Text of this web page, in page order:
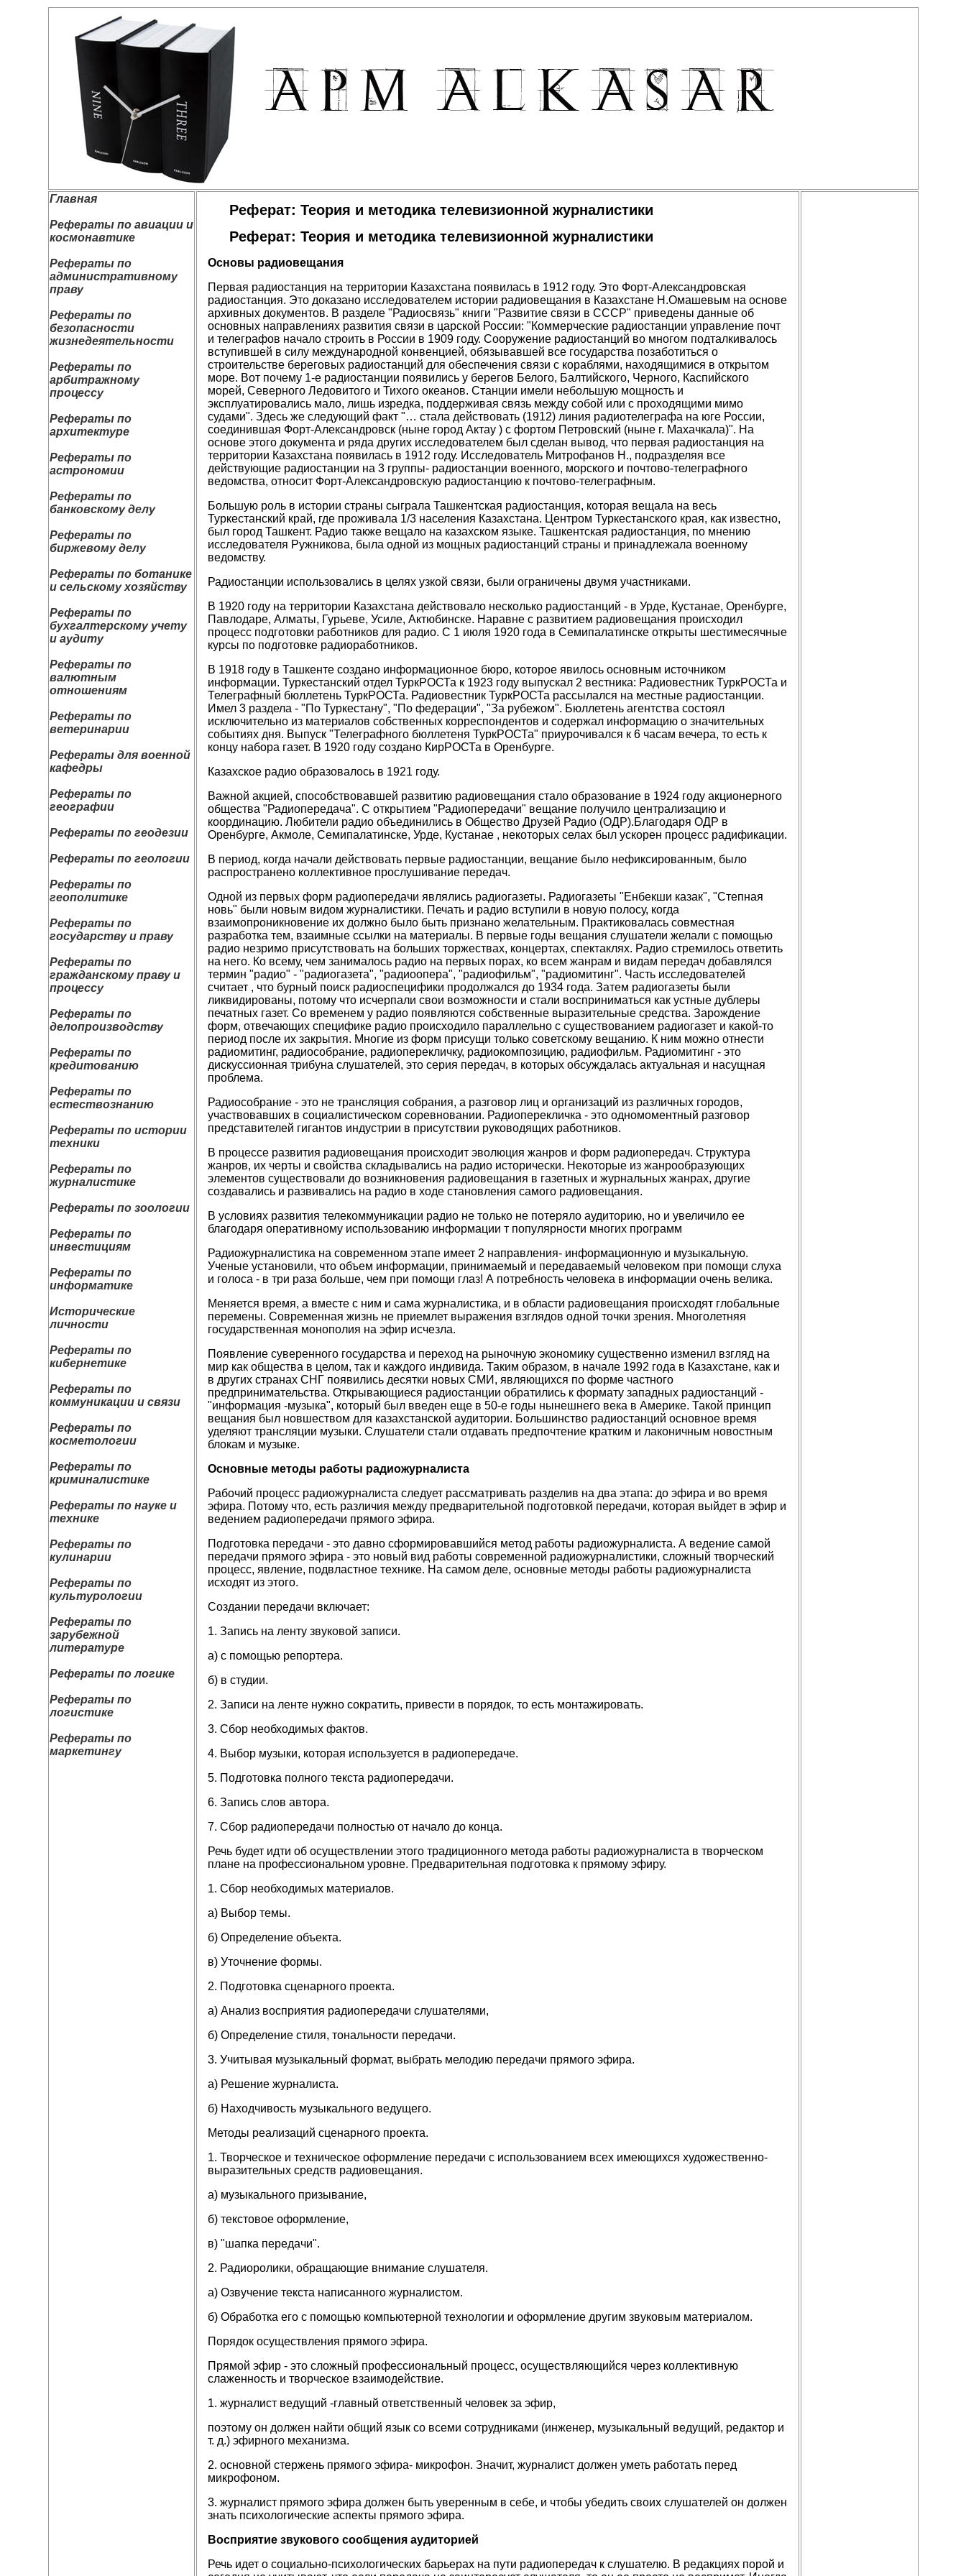
Главная
Рефераты по авиации и
космонавтике
Рефераты по
административному
праву
Рефераты по
безопасности
жизнедеятельности
Рефераты по
арбитражному
процессу
Рефераты по
архитектуре
Рефераты по
астрономии
Рефераты по
банковскому делу
Рефераты по
биржевому делу
Рефераты по ботанике
и сельскому хозяйству
Рефераты по
бухгалтерскому учету
и аудиту
Рефераты по
валютным
отношениям
Рефераты по
ветеринарии
Рефераты для военной
кафедры
Рефераты по
географии
Рефераты по геодезии
Рефераты по геологии
Рефераты по
геополитике
Рефераты по
государству и праву
Рефераты по
гражданскому праву и
процессу
Рефераты по
делопроизводству
Рефераты по
кредитованию
Рефераты по
естествознанию
Рефераты по истории
техники
Рефераты по
журналистике
Рефераты по зоологии
Рефераты по
инвестициям
Рефераты по
информатике
Исторические
личности
Рефераты по
кибернетике
Рефераты по
коммуникации и связи
Рефераты по
косметологии
Рефераты по
криминалистике
Рефераты по науке и
технике
Рефераты по
кулинарии
Рефераты по
культурологии
Рефераты по
зарубежной
литературе
Рефераты по логике
Рефераты по
логистике
Рефераты по
маркетингу
Реферат: Теория и методика телевизионной журналистики
Реферат: Теория и методика телевизионной журналистики
Основы радиовещания
Первая радиостанция на территории Казахстана появилась в 1912 году. Это Форт-Александровская
радиостанция. Это доказано исследователем истории радиовещания в Казахстане Н.Омашевым на основе
архивных документов. В разделе "Радиосвязь" книги "Развитие связи в СССР" приведены данные об
основных направлениях развития связи в царской России: "Коммерческие радиостанции управление почт
и телеграфов начало строить в России в 1909 году. Сооружение радиостанций во многом подталкивалось
вступившей в силу международной конвенцией, обязывавшей все государства позаботиться о
строительстве береговых радиостанций для обеспечения связи с кораблями, находящимися в открытом
море. Вот почему 1-е радиостанции появились у берегов Белого, Балтийского, Черного, Каспийского
морей, Северного Ледовитого и Тихого океанов. Станции имели небольшую мощность и
эксплуатировались мало, лишь изредка, поддерживая связь между собой или с проходящими мимо
судами". Здесь же следующий факт "… стала действовать (1912) линия радиотелеграфа на юге России,
соединившая Форт-Александровск (ныне город Актау ) с фортом Петровский (ныне г. Махачкала)". На
основе этого документа и ряда других исследователем был сделан вывод, что первая радиостанция на
территории Казахстана появилась в 1912 году. Исследователь Митрофанов Н., подразделяя все
действующие радиостанции на 3 группы- радиостанции военного, морского и почтово-телеграфного
ведомства, относит Форт-Александровскую радиостанцию к почтово-телеграфным.
Большую роль в истории страны сыграла Ташкентская радиостанция, которая вещала на весь
Туркестанский край, где проживала 1/3 населения Казахстана. Центром Туркестанского края, как известно,
был город Ташкент. Радио также вещало на казахском языке. Ташкентская радиостанция, по мнению
исследователя Ружникова, была одной из мощных радиостанций страны и принадлежала военному
ведомству.
Радиостанции использовались в целях узкой связи, были ограничены двумя участниками.
В 1920 году на территории Казахстана действовало несколько радиостанций - в Урде, Кустанае, Оренбурге,
Павлодаре, Алматы, Гурьеве, Усиле, Актюбинске. Наравне с развитием радиовещания происходил
процесс подготовки работников для радио. С 1 июля 1920 года в Семипалатинске открыты шестимесячные
курсы по подготовке радиоработников.
В 1918 году в Ташкенте создано информационное бюро, которое явилось основным источником
информации. Туркестанский отдел ТуркРОСТа к 1923 году выпускал 2 вестника: Радиовестник ТуркРОСТа и
Телеграфный бюллетень ТуркРОСТа. Радиовестник ТуркРОСТа рассылался на местные радиостанции.
Имел 3 раздела - "По Туркестану", "По федерации", "За рубежом". Бюллетень агентства состоял
исключительно из материалов собственных корреспондентов и содержал информацию о значительных
событиях дня. Выпуск "Телеграфного бюллетеня ТуркРОСТа" приурочивался к 6 часам вечера, то есть к
концу набора газет. В 1920 году создано КирРОСТа в Оренбурге.
Казахское радио образовалось в 1921 году.
Важной акцией, способствовавшей развитию радиовещания стало образование в 1924 году акционерного
общества "Радиопередача". С открытием "Радиопередачи" вещание получило централизацию и
координацию. Любители радио объединились в Общество Друзей Радио (ОДР).Благодаря ОДР в
Оренбурге, Акмоле, Семипалатинске, Урде, Кустанае , некоторых селах был ускорен процесс радификации.
В период, когда начали действовать первые радиостанции, вещание было нефиксированным, было
распространено коллективное прослушивание передач.
Одной из первых форм радиопередачи являлись радиогазеты. Радиогазеты "Енбекши казак", "Степная
новь" были новым видом журналистики. Печать и радио вступили в новую полосу, когда
взаимопроникновение их должно было быть признано желательным. Практиковалась совместная
разработка тем, взаимные ссылки на материалы. В первые годы вещания слушатели желали с помощью
радио незримо присутствовать на больших торжествах, концертах, спектаклях. Радио стремилось ответить
на него. Ко всему, чем занималось радио на первых порах, ко всем жанрам и видам передач добавлялся
термин "радио" - "радиогазета", "радиоопера", "радиофильм", "радиомитинг". Часть исследователей
считает , что бурный поиск радиоспецифики продолжался до 1934 года. Затем радиогазеты были
ликвидированы, потому что исчерпали свои возможности и стали восприниматься как устные дублеры
печатных газет. Со временем у радио появляются собственные выразительные средства. Зарождение
форм, отвечающих специфике радио происходило параллельно с существованием радиогазет и какой-то
период после их закрытия. Многие из форм присущи только советскому вещанию. К ним можно отнести
радиомитинг, радиособрание, радиоперекличку, радиокомпозицию, радиофильм. Радиомитинг - это
дискуссионная трибуна слушателей, это серия передач, в которых обсуждалась актуальная и насущная
проблема.
Радиособрание - это не трансляция собрания, а разговор лиц и организаций из различных городов,
участвовавших в социалистическом соревновании. Радиоперекличка - это одномоментный разговор
представителей гигантов индустрии в присутствии руководящих работников.
В процессе развития радиовещания происходит эволюция жанров и форм радиопередач. Структура
жанров, их черты и свойства складывались на радио исторически. Некоторые из жанрообразующих
элементов существовали до возникновения радиовещания в газетных и журнальных жанрах, другие
создавались и развивались на радио в ходе становления самого радиовещания.
В условиях развития телекоммуникации радио не только не потеряло аудиторию, но и увеличило ее
благодаря оперативному использованию информации т популярности многих программ
Радиожурналистика на современном этапе имеет 2 направления- информационную и музыкальную.
Ученые установили, что объем информации, принимаемый и передаваемый человеком при помощи слуха
и голоса - в три раза больше, чем при помощи глаз! А потребность человека в информации очень велика.
Меняется время, а вместе с ним и сама журналистика, и в области радиовещания происходят глобальные
перемены. Современная жизнь не приемлет выражения взглядов одной точки зрения. Многолетняя
государственная монополия на эфир исчезла.
Появление суверенного государства и переход на рыночную экономику существенно изменил взгляд на
мир как общества в целом, так и каждого индивида. Таким образом, в начале 1992 года в Казахстане, как и
в других странах СНГ появились десятки новых СМИ, являющихся по форме частного
предпринимательства. Открывающиеся радиостанции обратились к формату западных радиостанций -
"информация -музыка", который был введен еще в 50-е годы нынешнего века в Америке. Такой принцип
вещания был новшеством для казахстанской аудитории. Большинство радиостанций основное время
уделяют трансляции музыки. Слушатели стали отдавать предпочтение кратким и лаконичным новостным
блокам и музыке.
Основные методы работы радиожурналиста
Рабочий процесс радиожурналиста следует рассматривать разделив на два этапа: до эфира и во время
эфира. Потому что, есть различия между предварительной подготовкой передачи, которая выйдет в эфир и
ведением радиопередачи прямого эфира.
Подготовка передачи - это давно сформировавшийся метод работы радиожурналиста. А ведение самой
передачи прямого эфира - это новый вид работы современной радиожурналистики, сложный творческий
процесс, явление, подвластное технике. На самом деле, основные методы работы радиожурналиста
исходят из этого.
Создании передачи включает:
1. Запись на ленту звуковой записи.
а) с помощью репортера.
б) в студии.
2. Записи на ленте нужно сократить, привести в порядок, то есть монтажировать.
3. Сбор необходимых фактов.
4. Выбор музыки, которая используется в радиопередаче.
5. Подготовка полного текста радиопередачи.
6. Запись слов автора.
7. Сбор радиопередачи полностью от начало до конца.
Речь будет идти об осуществлении этого традиционного метода работы радиожурналиста в творческом
плане на профессиональном уровне. Предварительная подготовка к прямому эфиру.
1. Сбор необходимых материалов.
а) Выбор темы.
б) Определение объекта.
в) Уточнение формы.
2. Подготовка сценарного проекта.
а) Анализ восприятия радиопередачи слушателями,
б) Определение стиля, тональности передачи.
3. Учитывая музыкальный формат, выбрать мелодию передачи прямого эфира.
а) Решение журналиста.
б) Находчивость музыкального ведущего.
Методы реализаций сценарного проекта.
1. Творческое и техническое оформление передачи с использованием всех имеющихся художественно-
выразительных средств радиовещания.
а) музыкального призывание,
б) текстовое оформление,
в) "шапка передачи".
2. Радиоролики, обращающие внимание слушателя.
а) Озвучение текста написанного журналистом.
б) Обработка его с помощью компьютерной технологии и оформление другим звуковым материалом.
Порядок осуществления прямого эфира.
Прямой эфир - это сложный профессиональный процесс, осуществляющийся через коллективную
слаженность и творческое взаимодействие.
1. журналист ведущий -главный ответственный человек за эфир,
поэтому он должен найти общий язык со всеми сотрудниками (инженер, музыкальный ведущий, редактор и
т. д.) эфирного механизма.
2. основной стержень прямого эфира- микрофон. Значит, журналист должен уметь работать перед
микрофоном.
3. журналист прямого эфира должен быть уверенным в себе, и чтобы убедить своих слушателей он должен
знать психологические аспекты прямого эфира.
Восприятие звукового сообщения аудиторией
Речь идет о социально-психологических барьерах на пути радиопередач к слушателю. В редакциях порой и